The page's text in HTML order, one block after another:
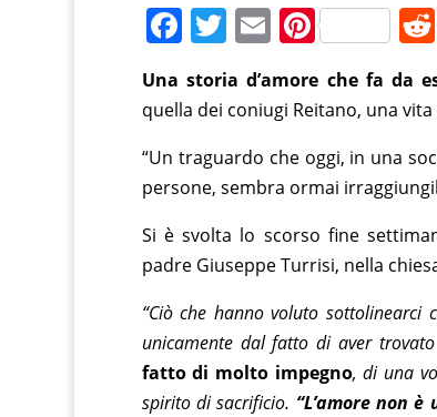
F
c
e
b
o
o
k
T
w
itt
er
E
ai
l
Pi
nt
er
e
st
Una storia d’amore che fa da
quella dei coniugi Reitano, una
“Un traguardo che oggi, in una
persone, sembra ormai
Si è svolta lo scorso fine
padre Giuseppe Turrisi, nella
“Ciò che hanno voluto
unicamente dal fatto di aver
fatto di molto impegno, di una
spirito di sacrificio. “L’amore non